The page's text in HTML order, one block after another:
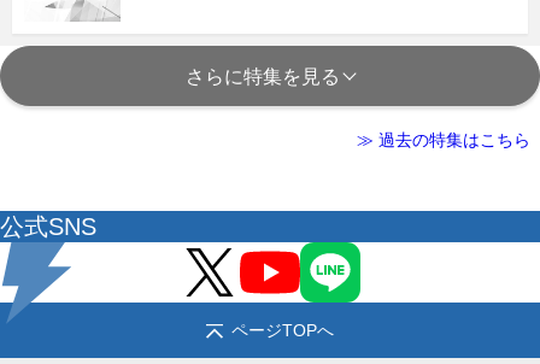
さらに特集を見る
≫ 過去の特集はこちら
公式SNS
ページTOPへ